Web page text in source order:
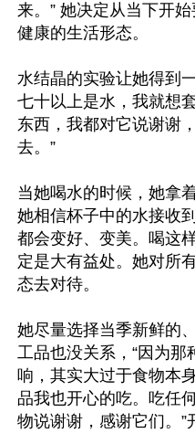
来。” 她决定从当下开
健康的生活形态。
水结晶的实验让她得到
七十以上是水，我就想
东西，我都对它说谢谢
去。”
当她喝水的时候，她拿
她相信杯子中的水接收
都会变好、变美。喝这
定是大有益处。她对所
态去对待。
她尽量选择当季新鲜的
工品也没关系，“因为
响，其实大过于食物本
品我也开心的吃。吃任
物说谢谢，感谢它们。”